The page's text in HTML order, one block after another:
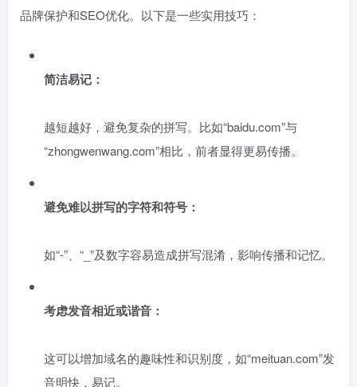
品牌保护和SEO优化。以下是一些实用技巧：
简洁易记：
越短越好，避免复杂的拼写。比如“baidu.com”与
“zhongwenwang.com”相比，前者显得更易传播。
避免难以拼写的字符和符号：
如“-”、“_”及数字容易造成拼写混淆，影响传播和记忆。
考虑发音相近或谐音：
这可以增加域名的趣味性和识别度，如“meituan.com”发
音明快，易记。